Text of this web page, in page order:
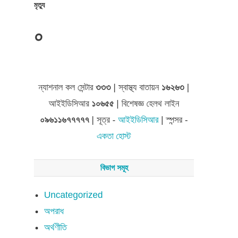
মৃত্যু
০
ন্যাশনাল কল সেন্টার৩৩৩ | স্বাস্থ্য বাতায়ন ১৬২৬৩
আইইডিসিআর ১০৬৫৫ | বিশেষজ্ঞ হেলথ লাইন
০৯৬১১৬৭৭৭৭৭| সূত্র -আইইডিসিআর| স্পন্সর -
একতা হোস্ট
বিভাগ সমূহ
Uncategorized
অপরাধ
অর্থণীতি